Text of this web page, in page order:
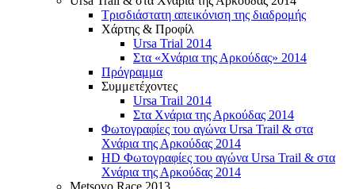
Τρισδιάστατη απεικόνιση της διαδρομής
Χάρτης & Προφίλ
Ursa Trial 2014
Στα «Χνάρια της Αρκούδας» 2014
Πρόγραμμα
Συμμετέχοντες
Ursa Trail 2014
Στα Χνάρια της Αρκούδας 2014
Φωτογραφίες του αγώνα Ursa Trail & στα
Χνάρια της Αρκούδας 2014
HD Φωτογραφίες του αγώνα Ursa Trail & στα
Χνάρια της Αρκούδας 2014
Metsovo Race 2013